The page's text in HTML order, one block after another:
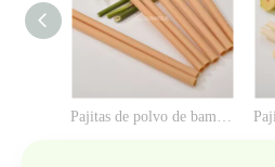
Pajitas de polvo de bambú de fibra biológica de PHA